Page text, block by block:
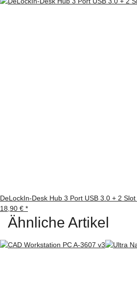
DeLockIn-Desk Hub 3 Port USB 3.0 + 2
18,90 € *
Ähnliche Artikel